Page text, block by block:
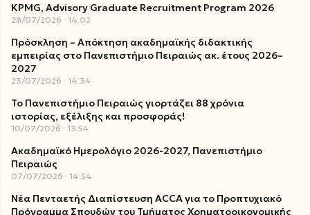
KPMG, Advisory Graduate Recruitment Program 2026
28/07/2026 14:02
Πρόσκληση – Απόκτηση ακαδημαϊκής διδακτικής
εμπειρίας στο Πανεπιστήμιο Πειραιώς ακ. έτους 2026–
2027
23/07/2026 14:34
Το Πανεπιστήμιο Πειραιώς γιορτάζει 88 χρόνια
ιστορίας, εξέλιξης και προσφοράς!
10/07/2026 13:54
Ακαδημαϊκό Ημερολόγιο 2026-2027, Πανεπιστήμιο
Πειραιώς
07/07/2026 14:54
Νέα Πενταετής Διαπίστευση ACCA για το Προπτυχιακό
Πρόγραμμα Σπουδών του Τμήματος Χρηματοοικονομικής